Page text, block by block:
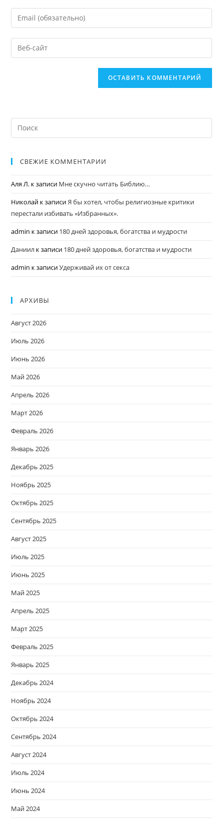
СВЕЖИЕ КОММЕНТАРИИ
Аля Л. к записи Мне скучно читать Библию…
Николай к записи Я бы хотел, чтобы религиозные критики
перестали избивать «Избранных».
admin к записи 180 дней здоровья, богатства и мудрости
Даниил к записи 180 дней здоровья, богатства и мудрости
admin к записиУдерживай их от секса
АРХИВЫ
Август 2026
Июль 2026
Июнь 2026
Май 2026
Апрель 2026
Март 2026
Февраль 2026
Январь 2026
Декабрь 2025
Ноябрь 2025
Октябрь 2025
Сентябрь 2025
Август 2025
Июль 2025
Июнь 2025
Май 2025
Апрель 2025
Март 2025
Февраль 2025
Январь 2025
Декабрь 2024
Ноябрь 2024
Октябрь 2024
Сентябрь 2024
Август 2024
Июль 2024
Июнь 2024
Май 2024